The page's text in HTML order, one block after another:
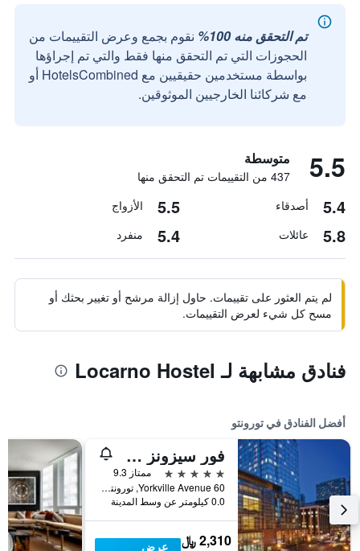
تم التحقق منه 100%
نقوم بجمع وعرض التقييمات من
الحجوزات التي تم التحقق منها فقط والتي تم إجراؤها
بواسطة مستخدمين حقيقيين مع HotelsCombined أو
مع شركائنا الخارجيين الموثوقين.
5.5 متوسطة
437 من التقييمات تم التحقق منها
5.4 أصدقاء 5.5 الأزواج
5.8 عائلات 5.4 منفرد
لم يتم العثور على تقييمات. حاول إزالة مرشح أو تغيير بحثك أو
مسح كل شيء لعرض التقييمات.
فنادق مشابهة لـ Locarno Hostel
أفضل الفنادق في تورونتو
فور سيزونز هوتل تورونتو
5 نجوم
ممتاز 9.3
60 Yorkville Avenue, تورونتو, ON, كندا
0.0 كيلومتر عن وسط المدينة
2,310 ﷼ عرض